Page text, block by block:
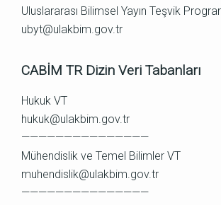
Uluslararası Bilimsel Yayın Teşvik
ubyt@ulakbim.gov.tr
CABİM TR Dizin Veri Tabanları
Hukuk VT
hukuk@ulakbim.gov.tr
———————————————
Mühendislik ve Temel Bilimler VT
muhendislik@ulakbim.gov.tr
———————————————